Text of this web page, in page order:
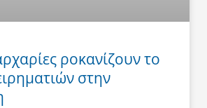
ροκανίζουν το
στην